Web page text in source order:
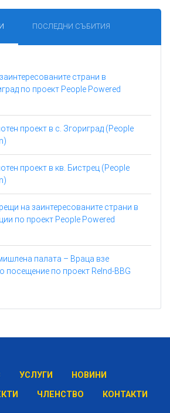
ПОСЛЕДНИ СЪБИТИЯ
страни в
по проект People Powered
проект в с. Згориград (People
проект в кв. Бистрец (People
на заинтересованите страни в
по проект People Powered
палата – Враца взе
посещение по проект ReInd-BBG
УСЛУГИ
НОВИНИ
ЧЛЕНСТВО КОНТАКТИ